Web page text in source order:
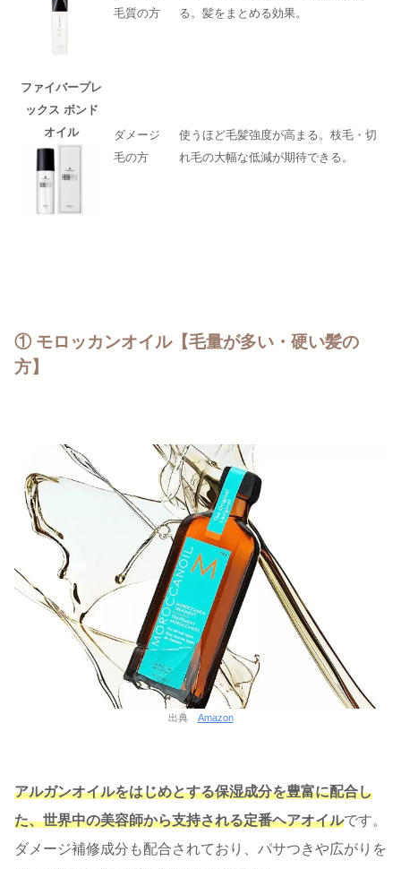
毛質の方
る。髪をまとめる効果。
ファイバープレ
ックス ボンド
オイル
ダメージ
毛の方
使うほど毛髪強度が高まる。枝毛・切
れ毛の大幅な低減が期待できる。
① モロッカンオイル【毛量が多い・硬い髪の
方】
出典 Amazon
アルガンオイルをはじめとする保湿成分を豊富に配合し
た、世界中の美容師から支持される定番ヘアオイルです。
ダメージ補修成分も配合されており、パサつきや広がりを